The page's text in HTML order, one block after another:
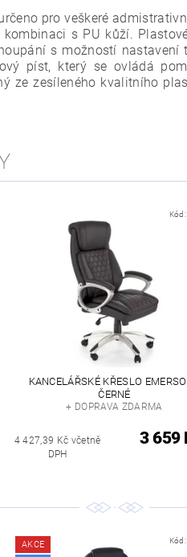
pro veškeré
s PU kůží.
s možností
píst, který se ovládá
ze zesíleného kvalitního
Kód:
KANCELÁŘSKÉ KŘESLO
ČERNÉ
+ DOPRAVA ZDARMA
4 427,39 Kč včetně
DPH
3 659
AKCE
Kód: